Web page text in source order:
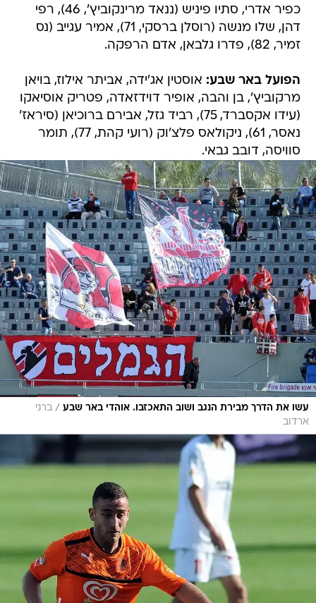
כפיר אדרי, סתיו פיניש (ננאד מרינקוביץ', 46), רפי
דהן, שלו מנשה (רוסלן ברסקי, 71), אמיר עגייב (נס
זמיר, 82), פדרו גלבאן, אדם הרפקה.
הפועל באר שבע: אוסטין אג'ידה, אביתר אילוז, בויאן
מרקוביץ', בן והבה, אופיר דוידזאדה, פטריק אוסיאקו
(עידו אקסברד, 75), רביד גזל, אבירם ברוכיאן (סיראז'
נאסר, 61), ניקולאס פלצ'וק (רועי קהת, 77), תומר
סוויסה, דובב גבאי.
עשו את הדרך מבירת הנגב ושוב התאכזבו. אוהדי באר שבע / ברני
ארדוב